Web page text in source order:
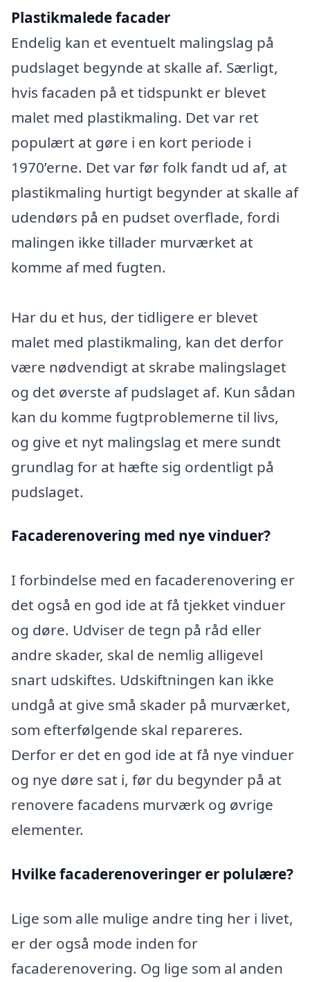
Plastikmalede facader
Endelig kan et eventuelt malingslag på
pudslaget begynde at skalle af. Særligt,
hvis facaden på et tidspunkt er blevet
malet med plastikmaling. Det var ret
populært at gøre i en kort periode i
1970’erne. Det var før folk fandt ud af, at
plastikmaling hurtigt begynder at skalle af
udendørs på en pudset overflade, fordi
malingen ikke tillader murværket at
komme af med fugten.
Har du et hus, der tidligere er blevet
malet med plastikmaling, kan det derfor
være nødvendigt at skrabe malingslaget
og det øverste af pudslaget af. Kun sådan
kan du komme fugtproblemerne til livs,
og give et nyt malingslag et mere sundt
grundlag for at hæfte sig ordentligt på
pudslaget.
Facaderenovering med nye vinduer?
I forbindelse med en facaderenovering er
det også en god ide at få tjekket vinduer
og døre. Udviser de tegn på råd eller
andre skader, skal de nemlig alligevel
snart udskiftes. Udskiftningen kan ikke
undgå at give små skader på murværket,
som efterfølgende skal repareres.
Derfor er det en god ide at få nye vinduer
og nye døre sat i, før du begynder på at
renovere facadens murværk og øvrige
elementer.
Hvilke facaderenoveringer er polulære?
Lige som alle mulige andre ting her i livet,
er der også mode inden for
facaderenovering. Og lige som al anden